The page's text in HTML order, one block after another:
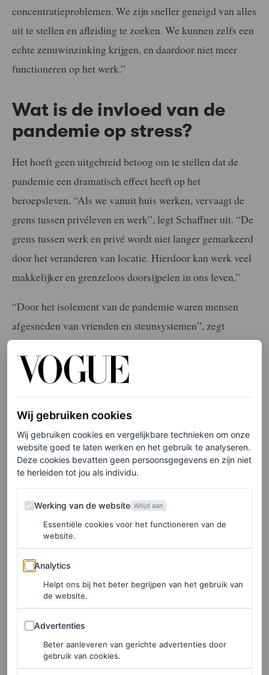
concentratieproblemen. We zijn sneller geneigd van alles
uit te stellen en afleiding te zoeken. We kunnen zelfs een
echte zenuwinzinking krijgen, en daardoor niet meer
functioneren op het werk.”
Wat is de invloed van de
pandemie op stress?
Het hoeft geen uitgebreid betoog om te stellen dat de
pandemie een dramatisch effect heeft op het
beroepsleven. “Als we vanuit huis werken, vervaagt de
grens tussen privéleven en werk”, legt Schaffner uit. “De
grens tussen werk en privé wordt niet langer gemarkeerd
door het veranderen van locatie. Hierdoor kan werk veel
makkelijker en grenzeloos doorsijpelen in ons leven.”
“Door het isolement van de pandemie waren mensen
afgesneden van vrienden en steunsystemen”, zegt
op het scherm, is nog meer schermtijd niet aantrekkelijk.
Samen met de angst om ziek te worden of de
geen wonder dat de zaken er dramatisch slechter
voorstaan”, benadrukt hij.
Als moeder onderstreept Schaffner de grote impact die
de pandemie op vrouwen heeft. Zij moeten de dubbele
stress van normaal werken (of zelfs méér) met de zorg
voor de kinderen en thuisonderwijs zien te overwinnen.
“Met hetzelfde aantal beschikbare uren in een dag,
moesten we tijdens de lockdowns dezelfde hoeveelheid
werk doen plus 24/7 voor onze kinderen zorgen”, legt ze
en aan self-care te doen.”
Dat gaat gepaard met een psychologische prijs. “Het
Wij gebruiken cookies
Wij gebruiken cookies en vergelijkbare technieken om onze
website goed te laten werken en het gebruik te analyseren.
Deze cookies bevatten geen persoonsgegevens en zijn niet
te herleiden tot jou als individu.
Werking van de website
Werking van de website Altijd aan
Essentiële cookies voor het functioneren van de
website.
Analytics
Analytics
Helpt ons bij het beter begrijpen van het gebruik van
de website.
Advertenties
Advertenties
Beter aanleveren van gerichte advertenties door
gebruik van cookies.